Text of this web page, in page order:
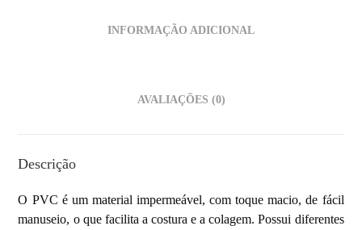
INFORMAÇÃO ADICIONAL
AVALIAÇÕES (0)
Descrição
O PVC é um material impermeável, com toque macio, de fácil
manuseio, o que facilita a costura e a colagem. Possui diferentes